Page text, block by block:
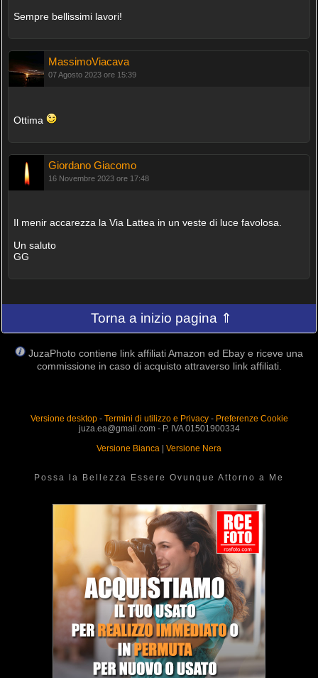
Sempre bellissimi lavori!
MassimoViacava
07 Agosto 2023 ore 15:39
Ottima
Giordano Giacomo
16 Novembre 2023 ore 17:48
Il menir accarezza la Via Lattea in un veste di luce favolosa.
Un saluto
GG
Torna a inizio pagina ⇑
JuzaPhoto contiene link affiliati Amazon ed Ebay e riceve una
commissione in caso di acquisto attraverso link affiliati.
Versione desktop- Termini di utilizzo e Privacy- Preferenze Cookie
juza.ea@gmail.com - P. IVA 01501900334
Versione Bianca | Versione Nera
Possa la Bellezza Essere Ovunque Attorno a Me